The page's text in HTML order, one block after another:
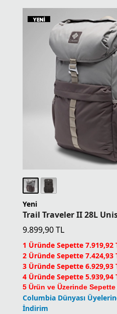
Yeni
Trail Traveler II 28L
9.899,90TL
1 Üründe Sepette 7.919,92
2 Üründe Sepette 7.424,93
3 Üründe Sepette 6.929,93
4 Üründe Sepette 5.939,94
5 Ürün ve Üzerinde Sepette
Columbia Dünyası
İndirim